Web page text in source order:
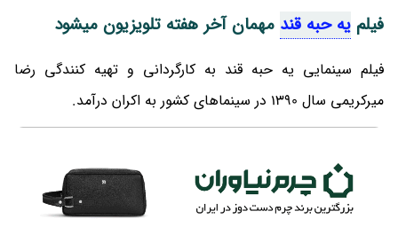
فیلم یه حبه قند مهمان آخر هفته تلویزیون میشود
فیلم سینمایی یه حبه قند به کارگردانی و تهیه کنندگی رضا
میرکریمی سال 1390 در سینماهای کشور به اکران درآمد.